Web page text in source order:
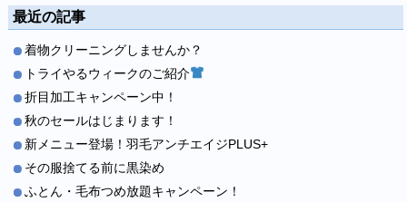
最近の記事
着物クリーニングしませんか？
トライやるウィークのご紹介
折目加工キャンペーン中！
秋のセールはじまります！
新メニュー登場！羽毛アンチエイジPLUS+
その服捨てる前に黒染め
ふとん・毛布つめ放題キャンペーン！